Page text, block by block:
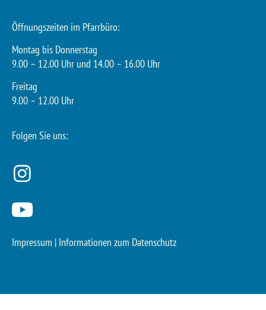
Öffnungszeiten im Pfarrbüro:
Montag bis Donnerstag
9.00 – 12.00 Uhr und 14.00 – 16.00 Uhr
Freitag
9.00 – 12.00 Uhr
Folgen Sie uns:
Impressum | Informationen zum Datenschutz